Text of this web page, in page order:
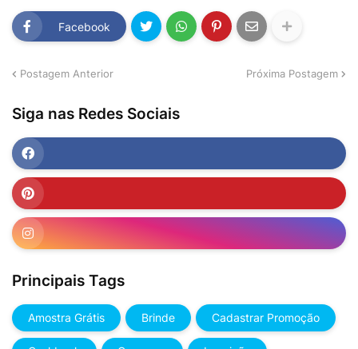
Facebook
Postagem Anterior Próxima Postagem
Siga nas Redes Sociais
Principais Tags
Amostra Grátis Brinde Cadastrar Promoção